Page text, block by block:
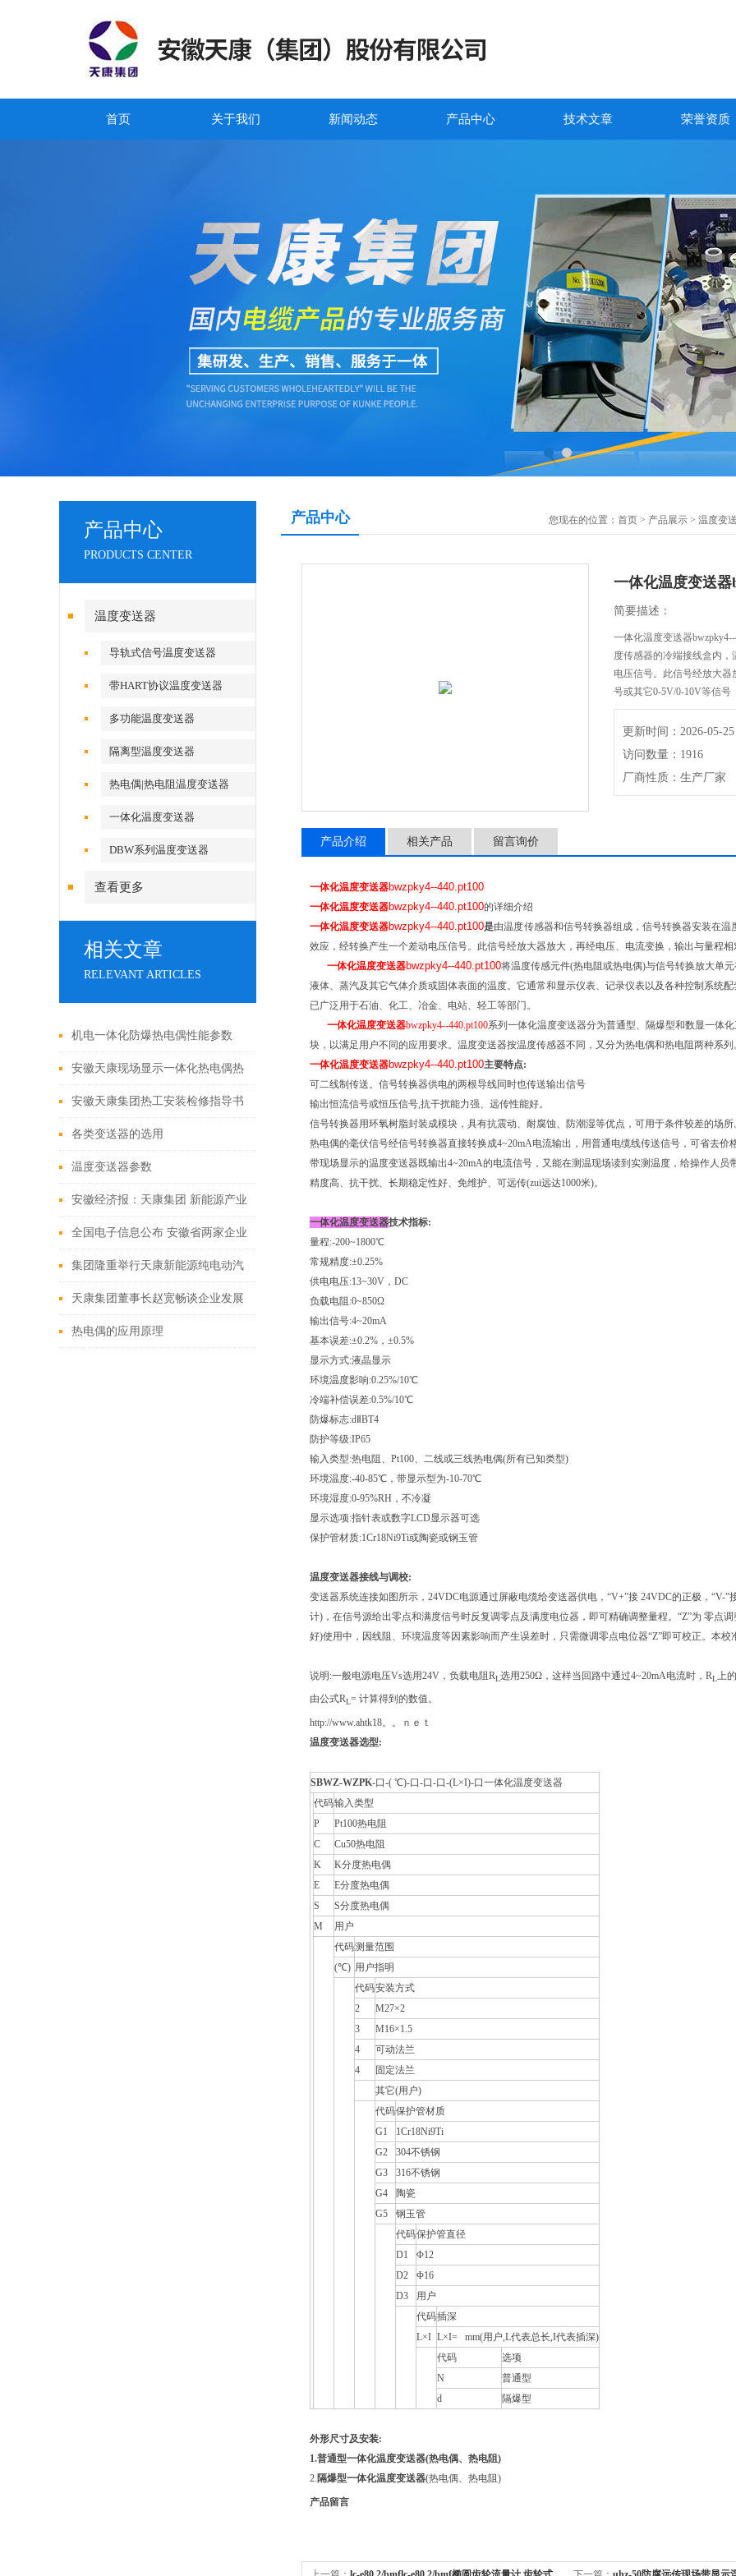
首页 关于我们 新闻动态 产品中心 技术文章 荣誉资质
产品中心
PRODUCTS CENTER
温度变送器
导轨式信号温度变送器
带HART协议温度变送器
多功能温度变送器
隔离型温度变送器
热电偶|热电阻温度变送器
一体化温度变送器
DBW系列温度变送器
查看更多
相关文章
RELEVANT ARTICLES
机电一体化防爆热电偶性能参数
安徽天康现场显示一体化热电偶热
电阻
安徽天康集团热工安装检修指导书
各类变送器的选用
温度变送器参数
安徽经济报：天康集团 新能源产业
全国电子信息公布 安徽省两家企业
入选
集团隆重举行天康新能源纯电动汽
车发售仪式
天康集团董事长赵宽畅谈企业发展
热电偶的应用原理
产品中心 您现在的位置： 首页 > 产品展示 > 温度变
一体化温度变送器
简要描述：
一体化温度变送器
度传感器的冷端接线盒内
电压信号。此信号经放大
号或其它0-5V/0-10V等信号
更新时间：2026-05-25
访问数量：1916
厂商性质：生产厂家
产品介绍 相关产品 留言询价
一体化温度变送器bwzpky4--440.pt100
一体化温度变送器bwzpky4--440.pt100的详细介绍
一体化温度变送器bwzpky4--440.pt100是由温度传感器和信号转换器组成，信号转换器安装在
效应，经转换产生一个差动电压信号。此信号经放大器放大，再经电压、电流变换，输出与量程相
一体化温度变送器bwzpky4--440.pt100将温度传感元件(热电阻或热电偶)与信号转换放大单
液体、蒸汽及其它气体介质或固体表面的温度。它通常和显示仪表、记录仪表以及各种控制系统
已广泛用于石油、化工、冶金、电站、轻工等部门。
一体化温度变送器bwzpky4--440.pt100系列一体化温度变送器分为普通型、隔爆型和数显一体
块，以满足用户不同的应用要求。温度变送器按温度传感器不同，又分为热电偶和热电阻两种系列
一体化温度变送器bwzpky4--440.pt100主要特点:
可二线制传送。信号转换器供电的两根导线同时也传送输出信号
输出恒流信号或恒压信号,抗干扰能力强、远传性能好。
信号转换器用环氧树脂封装成模块，具有抗震动、耐腐蚀、防潮湿等优点，可用于条件较差的场所
热电偶的毫伏信号经信号转换器直接转换成4~20mA电流输出，用普通电缆线传送信号，可省去价
带现场显示的温度变送器既输出4~20mA的电流信号，又能在测温现场读到实测温度，给操作人员
精度高、抗干扰、长期稳定性好、免维护、可远传(zui远达1000米)。
一体化温度变送器技术指标:
量程:-200~1800℃
常规精度:±0.25%
供电电压:13~30V，DC
负载电阻:0~850Ω
输出信号:4~20mA
基本误差:±0.2%，±0.5%
显示方式:液晶显示
环境温度影响:0.25%/10℃
冷端补偿误差:0.5%/10℃
防爆标志:dⅡBT4
防护等级:IP65
输入类型:热电阻、Pt100、二线或三线热电偶(所有已知类型)
环境温度:-40-85℃，带显示型为-10-70℃
环境湿度:0-95%RH，不冷凝
显示选项:指针表或数字LCD显示器可选
保护管材质:1Cr18Ni9Ti或陶瓷或钢玉管
温度变送器接线与调校:
变送器系统连接如图所示，24VDC电源通过屏蔽电缆给变送器供电，“V+”接 24VDC的正极，“V-
计)，在信号源给出零点和满度信号时反复调零点及满度电位器，即可精确调整量程。“Z”为 零点
好)使用中，因线阻、环境温度等因素影响而产生误差时，只需微调零点电位器“Z”即可校正。本校
说明:一般电源电压Vs选用24V，负载电阻RL选用250Ω，这样当回路中通过4~20mA电流时，RL上
由公式RL= 计算得到的数值。
http://www.ahtk18。。ｎｅｔ
温度变送器选型:
SBWZ-WZPK-口-( ℃)-口-口-口-(L×I)-口一体化温度变送器
代码输入类型
P
Pt100热电阻
C
Cu50热电阻
K
K分度热电偶
E
E分度热电偶
S
S分度热电偶
M
用户
代码测量范围
(℃) 用户指明
代码安装方式
2
M27×2
3
M16×1.5
4
可动法兰
4
固定法兰
其它(用户)
代码保护管材质
G1
1Cr18Ni9Ti
G2
304不锈钢
G3
316不锈钢
G4
陶瓷
G5
钢玉管
代码保护管直径
D1
Φ12
D2
Φ16
D3
用户
代码插深
L×I L×I= mm(用户,L代表总长,I代表插深)
代码
选项
N
普通型
d
隔爆型
外形尺寸及安装:
1.普通型一体化温度变送器(热电偶、热电阻)
2. 隔爆型一体化温度变送器(热电偶、热电阻)
产品留言